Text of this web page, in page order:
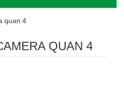
quan 4
QUAN 4